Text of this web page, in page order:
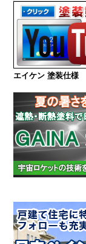
エイケン 塗装仕様